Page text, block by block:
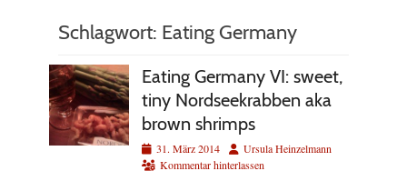
Schlagwort: Eating Germany
Eating Germany VI: sweet,
tiny Nordseekrabben aka
brown shrimps
Veröffentlicht
am
31. März 2014 AutorUrsula Heinzelmann
Kommentar hinterlassen